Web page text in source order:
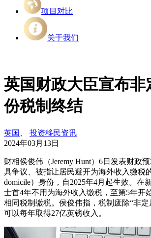
项目对比
关于我们
英国财政大臣宣布非
份税制终结
英国
投资移民资讯
2024年03月13日
财相侯俊伟（Jeremy Hunt）6日发表财政
具争议、被指让居民避开为海外收入缴税
domicile）身份，自2025年4月起生效。在
士首4年不用为海外收入缴税，至第5年开
相同税制缴税。侯俊伟指，税制废除“非
可以每年取得27亿英镑收入。